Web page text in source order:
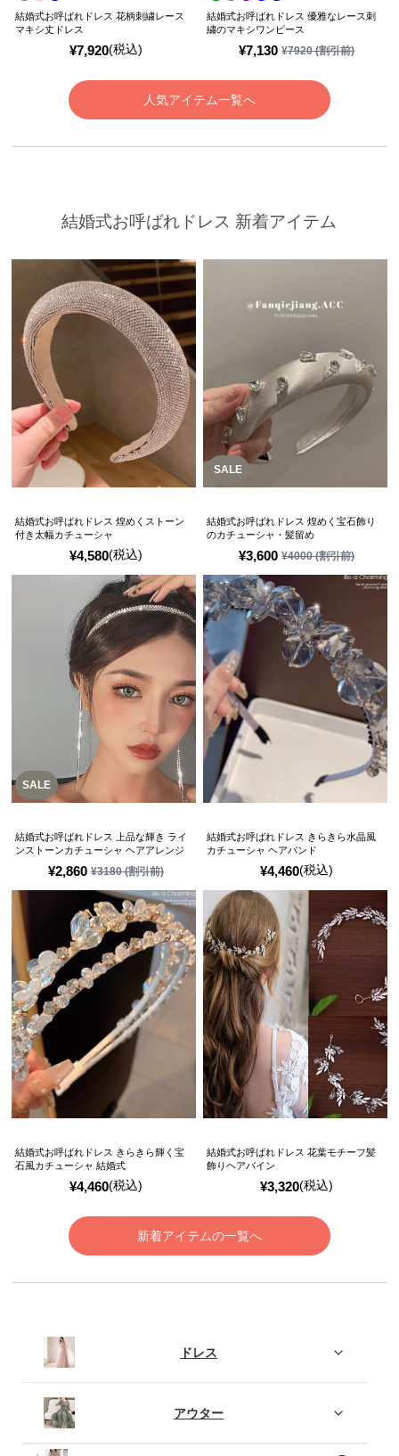
¥7,920(税込)
結婚式お呼ばれドレス 花柄刺繍レース
マキシ丈ドレス
¥7,130 ¥7920(割引前)
結婚式お呼ばれドレス 優雅なレース刺
繍のマキシワンピース
人気アイテム一覧へ
結婚式お呼ばれドレス 新着アイテム
¥4,580(税込)
結婚式お呼ばれドレス 煌めくストーン
付き太幅カチューシャ
SALE
¥3,600 ¥4000(割引前)
結婚式お呼ばれドレス 煌めく宝石飾り
のカチューシャ・髪留め
SALE
¥2,860 ¥3180(割引前)
結婚式お呼ばれドレス 上品な輝き ライ
ンストーンカチューシャ ヘアアレンジ
¥4,460(税込)
結婚式お呼ばれドレス きらきら水晶風
カチューシャ ヘアバンド
¥4,460(税込)
結婚式お呼ばれドレス きらきら輝く宝
石風カチューシャ 結婚式
¥3,320(税込)
結婚式お呼ばれドレス 花葉モチーフ髪
飾りヘアバイン
新着アイテムの一覧へ
ドレス
アウター